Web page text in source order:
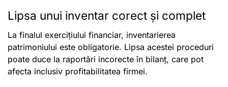
Lipsa unui inventar corect și complet
La finalul exercițiului financiar, inventarierea
patrimoniului este obligatorie. Lipsa acestei proceduri
poate duce la raportări incorecte în bilanț, care pot
afecta inclusiv profitabilitatea firmei.